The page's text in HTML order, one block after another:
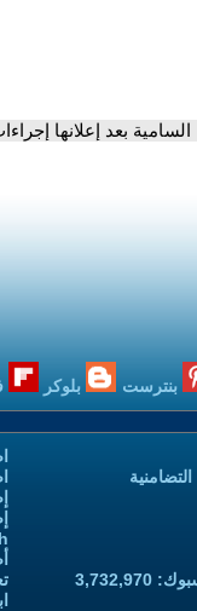
بعد إعلانها
بنترست بلوكر